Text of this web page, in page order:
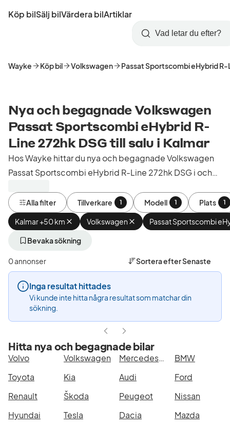
till
Startsida
Köp bilSälj bilVärdera bilArtiklar
Skapa
konto
Logga
in
Sök
Wayke Köp bil Volkswagen Passat Sportscombi eHybrid R-
Nya och begagnade Volkswagen
Passat Sportscombi eHybrid R-
Line 272hk DSG till salu i Kalmar
Hos Wayke hittar du nya och begagnade Volkswagen
Passat Sportscombi eHybrid R-Line 272hk DSG i och
bilhandlare i Sverige.
Alla filter Tillverkare 1 Modell 1 Plats 1
Kalmar +50 km Ta
bort
aktivt
(Plats)
Volkswagen Ta
bort
Volkswagen
Passat Sportscombi
Bevaka sökning
0 annonser Sortera efterSenaste
Inga resultat hittades
Vi kunde inte hitta några resultat som matchar din
sökning.
Hitta nya och begagnade bilar
Volvo Volkswagen Mercedes-Benz
BMW
Toyota
Kia Audi
Ford
Renault
Škoda Peugeot
Nissan
Hyundai
Tesla Dacia
Mazda